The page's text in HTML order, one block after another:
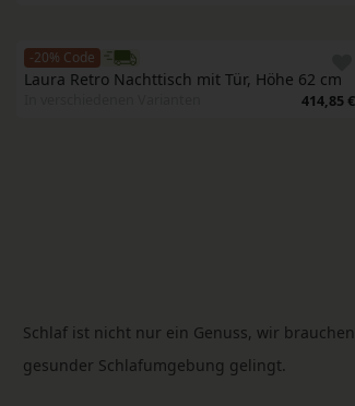
-20% Code
Laura Retro Nachttisch mit Tür, Höhe 62 cm
414,85 €
Schlaf ist nicht nur ein Genuss, wir
gesunder Schlafumgebung gelingt.